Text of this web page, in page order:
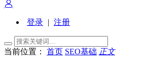
登录 | 注册
当前位置： 首页 SEO基础 正文